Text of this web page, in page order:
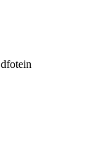
dfotein